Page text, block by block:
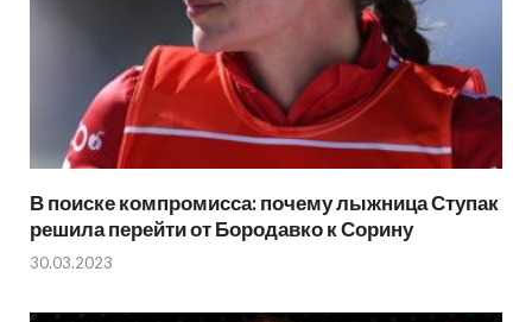
В поиске компромисса: почему лыжница Ступак
решила перейти от Бородавко к Сорину
30.03.2023